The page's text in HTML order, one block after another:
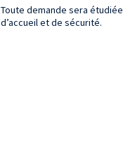
Toute demande sera
d’accueil et de sécurité.